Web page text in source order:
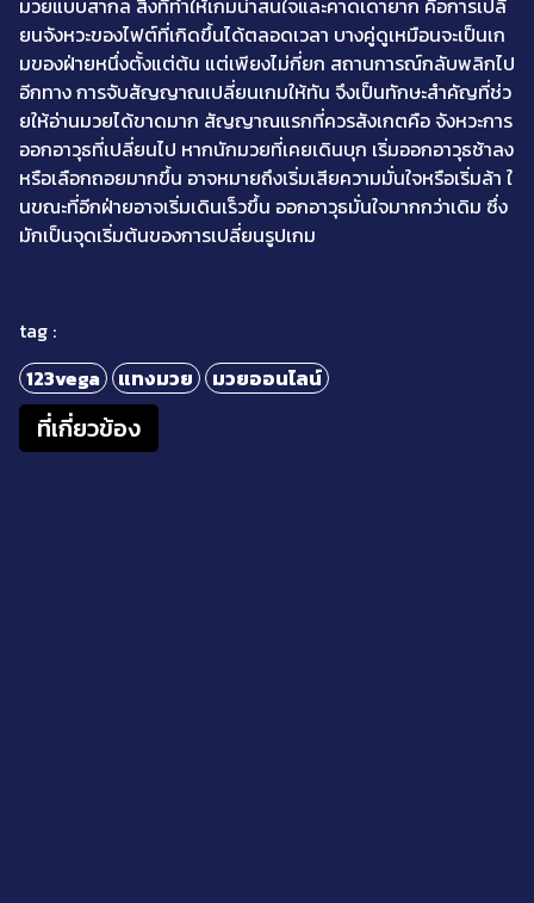
มวยแบบสากล สิ่งที่ทำให้เกมน่าสนใจและคาดเดายาก คือการเปลี่
ยนจังหวะของไฟต์ที่เกิดขึ้นได้ตลอดเวลา บางคู่ดูเหมือนจะเป็นเก
มของฝ่ายหนึ่งตั้งแต่ต้น แต่เพียงไม่กี่ยก สถานการณ์กลับพลิกไป
อีกทาง การจับสัญญาณเปลี่ยนเกมให้ทัน จึงเป็นทักษะสำคัญที่ช่ว
ยให้อ่านมวยได้ขาดมาก สัญญาณแรกที่ควรสังเกตคือ จังหวะการ
ออกอาวุธที่เปลี่ยนไป หากนักมวยที่เคยเดินบุก เริ่มออกอาวุธช้าลง
หรือเลือกถอยมากขึ้น อาจหมายถึงเริ่มเสียความมั่นใจหรือเริ่มล้า ใ
นขณะที่อีกฝ่ายอาจเริ่มเดินเร็วขึ้น ออกอาวุธมั่นใจมากกว่าเดิม ซึ่ง
มักเป็นจุดเริ่มต้นของการเปลี่ยนรูปเกม
tag :
123vega
แทงมวย มวยออนไลน์
ที่เกี่ยวข้อง